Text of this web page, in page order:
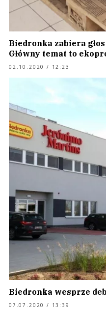
Biedronka zabiera
Główny temat to
02.10.2020 / 12:23
Biedronka wesprze
07.07.2020 / 13:39